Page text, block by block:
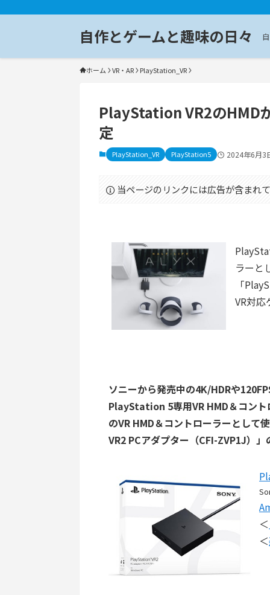
自作とゲームと趣味の日々
ホーム VR・AR PlayStation_VR
PlayStation VR2のHMD
定
PlayStation_VR PlayStation5 2024年6月3
当ページのリンクには広告が含まれ
ラーと
「
VR対
ソニーから発売中の4K/HDRや
PlayStation 5専用VR HMD＆コン
のVR HMD＆コントローラーとし
VR2 PCアダプター（CFI-ZVP1J）
＜
＜